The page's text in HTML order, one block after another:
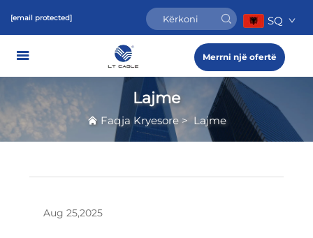
[email protected] SQ
Merrni një ofertë
Lajme
Faqja Kryesore>Lajme
Aug 25,2025